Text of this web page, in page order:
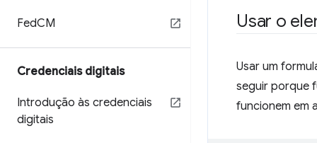
FedCM
Credenciais digitais
Introdução às credenciais
digitais
Usar o
Usar um
seguir porque
funcionem em